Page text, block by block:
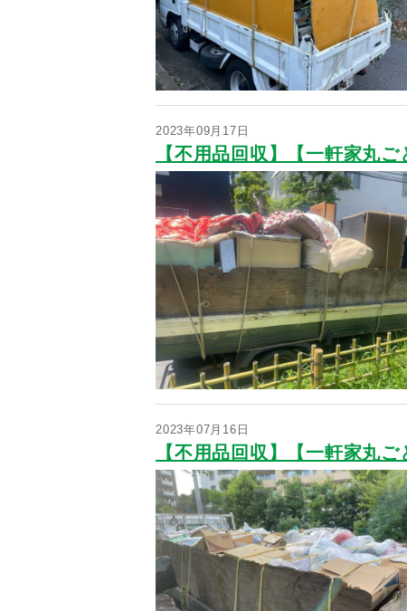
2023年09月17日
【不用品回収】【一軒家丸
2023年07月16日
【不用品回収】【一軒家丸